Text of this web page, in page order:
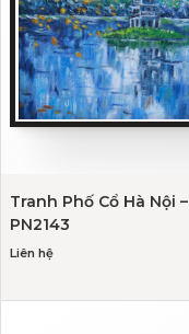
Tranh Phố Cổ Hà Nội –
PN2143
Liên hệ